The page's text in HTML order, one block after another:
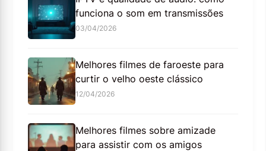
funciona o som em transmissões
03/04/2026
Melhores filmes de faroeste para
curtir o velho oeste clássico
12/04/2026
Melhores filmes sobre amizade
para assistir com os amigos